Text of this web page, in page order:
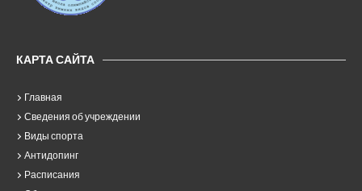
КАРТА САЙТА
Главная
Сведения об учреждении
Виды спорта
Антидопинг
Расписания